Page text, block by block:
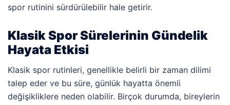
spor rutinini sürdürülebilir hale getirir.
Klasik Spor Sürelerinin Gündelik
Hayata Etkisi
Klasik spor rutinleri, genellikle belirli bir zaman dilimi
talep eder ve bu süre, günlük hayatta önemli
değişikliklere neden olabilir. Birçok durumda, bireylerin